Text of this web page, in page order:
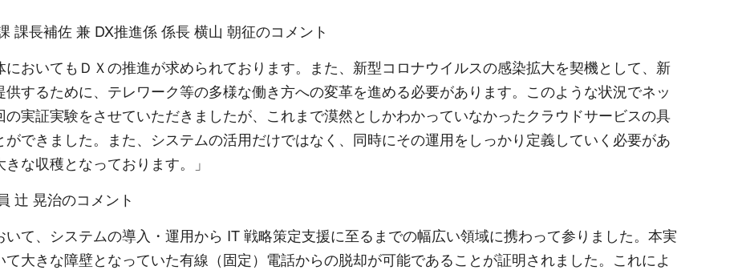
課長補佐 兼 DX推進係 係長 横山 朝征のコメント
においてもＤＸの推進が求められております。また、新型コロナウイルスの感染拡大を契機として、新
するために、テレワーク等の多様な働き方への変革を進める必要があります。このような状況でネッ
実証実験をさせていただきましたが、これまで漠然としかわかっていなかったクラウドサービスの具
できました。また、システムの活用だけではなく、同時にその運用をしっかり定義していく必要があ
な収穫となっております。」
辻 晃治のコメント
いて、システムの導入・運用から IT 戦略策定支援に至るまでの幅広い領域に携わって参りました。本実
大きな障壁となっていた有線（固定）電話からの脱却が可能であることが証明されました。これによ